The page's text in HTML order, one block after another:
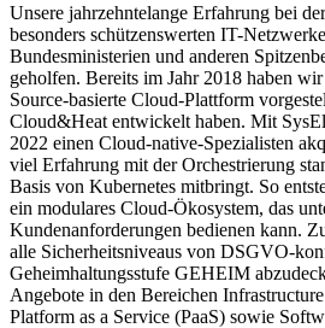
Unsere jahrzehntelange Erfahrung bei
besonders schützenswerten IT-
Bundesministerien und anderen
geholfen. Bereits im Jahr 2018 haben
Source-basierte Cloud-Plattform
Cloud&Heat entwickelt haben. Mit
2022 einen Cloud-native-Spezialisten
viel Erfahrung mit der Orchestrierung
Basis von Kubernetes mitbringt. So
ein modulares Cloud-Ökosystem, das
Kundenanforderungen bedienen kann.
alle Sicherheitsniveaus von DSGVO-
Geheimhaltungsstufe GEHEIM
Angebote in den Bereichen
Platform as a Service (PaaS) sowie